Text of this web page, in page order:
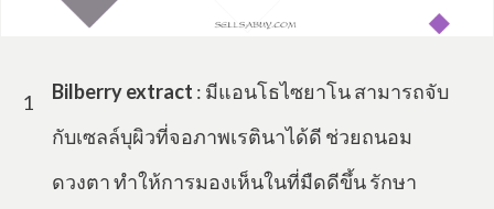
1 Bilberry extract : มีแอนโธไซยาโน สามารถจับ
กับเซลล์บุผิวที่จอภาพเรตินาได้ดี ช่วยถนอม
ดวงตา ทำให้การมองเห็นในที่มืดดีขึ้น รักษา